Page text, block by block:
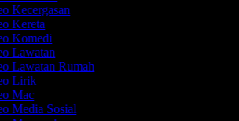
Kecergasan
Kereta
Komedi
Lawatan
Lawatan Rumah
Lirik
Mac
Media Sosial